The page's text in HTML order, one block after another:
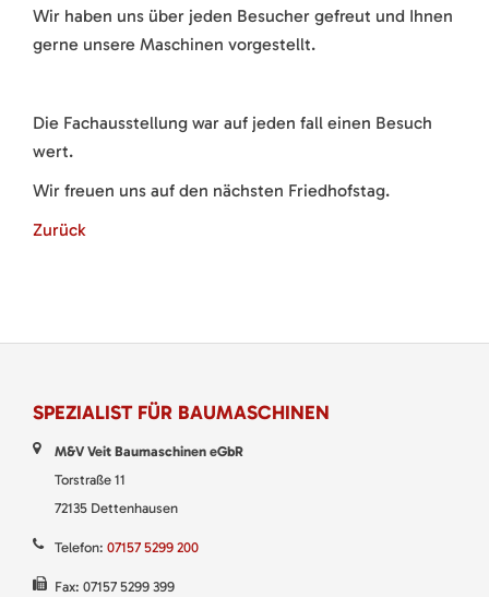
Wir haben uns über jeden Besucher gefreut und Ihnen
gerne unsere Maschinen vorgestellt.
Die Fachausstellung war auf jeden fall einen Besuch
wert.
Wir freuen uns auf den nächsten Friedhofstag.
Zurück
SPEZIALIST FÜR BAUMASCHINEN
M&V Veit Baumaschinen eGbR
Torstraße 11
72135 Dettenhausen
Telefon: 07157 5299 200
Fax: 07157 5299 399